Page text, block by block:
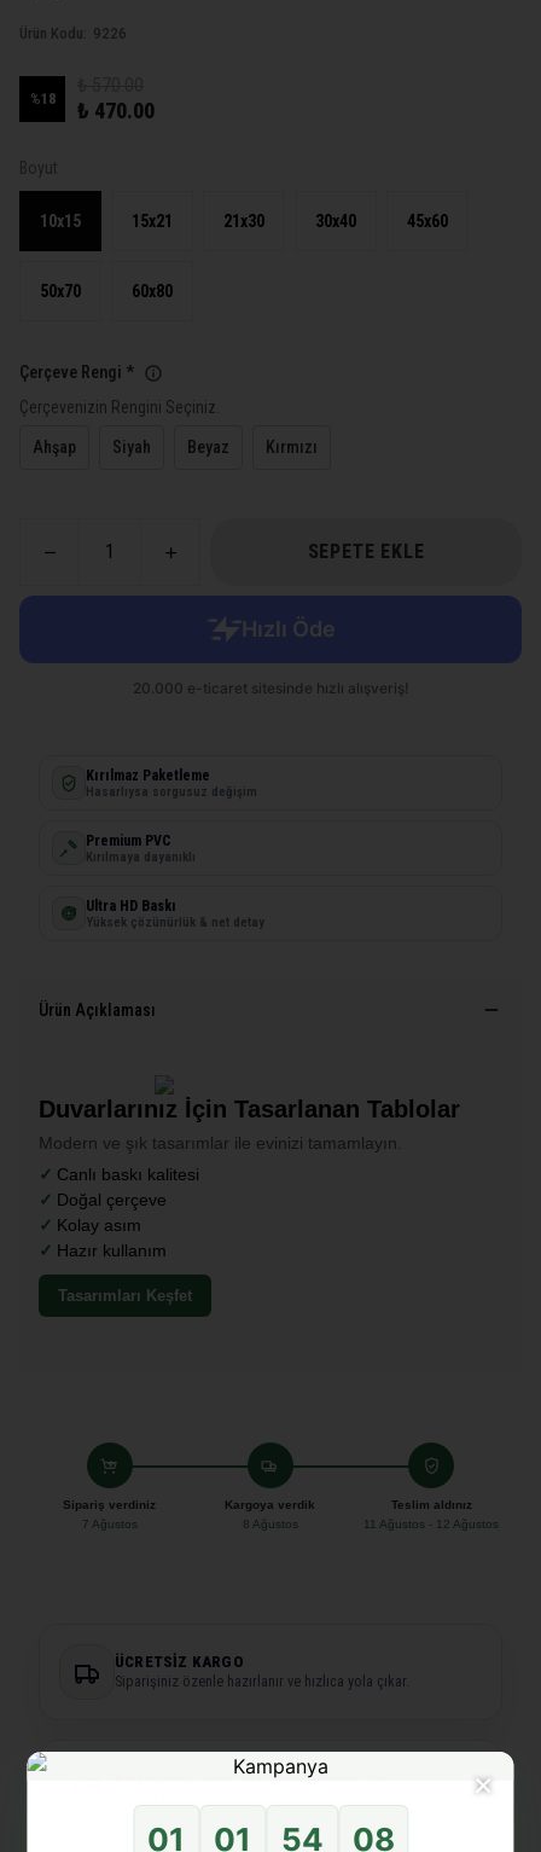
Ürün Kodu: 9226
%18 ₺ 470.00
Boyut
10x15 15x21 21x30 30x40 45x60
50x70 60x80
Çerçeve Rengi *
Çerçevenizin Rengini Seçiniz.
Ahşap Siyah Beyaz Kırmızı
SEPETE EKLE
Kırılmaz Paketleme
Hasarlıysa sorgusuz değişim
Premium PVC
Kırılmaya dayanıklı
Ultra HD Baskı
Yüksek çözünürlük & net detay
Ürün Açıklaması
Duvarlarınız İçin Tasarlanan Tablolar
Modern ve şık tasarımlar ile evinizi tamamlayın.
Canlı baskı kalitesi
Doğal çerçeve
Kolay asım
Hazır kullanım
Tasarımları Keşfet
Sipariş verdiniz
7 Ağustos
Kargoya verdik
8 Ağustos
Teslim aldınız
11 Ağustos - 12 Ağustos
ÜCRETSIZ KARGO
Siparişiniz özenle hazırlanır ve hızlıca yola çıkar.
KOŞULSUZ, ŞARTSIZ İADE GARANTISI
×
01 01 54 08